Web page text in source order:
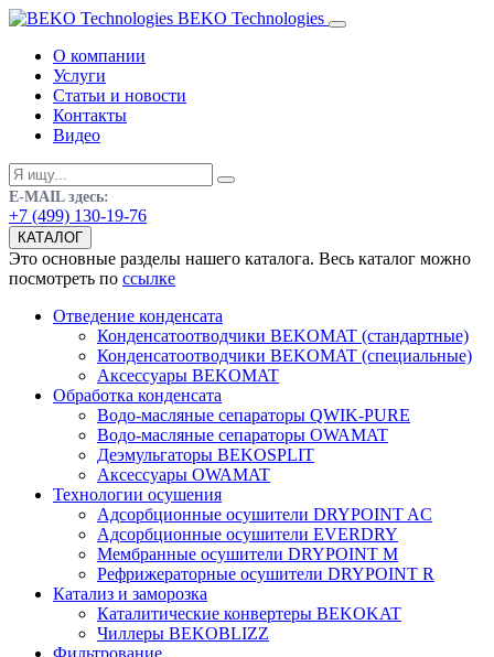
BEKO Technologies
О компании
Услуги
Статьи и новости
Контакты
Видео
E-MAIL здесь:
+7 (499) 130-19-76
КАТАЛОГ
Это основные разделы нашего каталога. Весь каталог можно
посмотреть по ссылке
Отведение конденсата
Конденсатоотводчики BEKOMAT (стандартные)
Конденсатоотводчики BEKOMAT (специальные)
Аксессуары BEKOMAT
Обработка конденсата
Водо-масляные сепараторы QWIK-PURE
Водо-масляные сепараторы OWAMAT
Деэмульгаторы BEKOSPLIT
Аксессуары OWAMAT
Технологии осушения
Адсорбционные осушители DRYPOINT AC
Адсорбционные осушители EVERDRY
Мембранные осушители DRYPOINT M
Рефрижераторные осушители DRYPOINT R
Катализ и заморозка
Каталитические конвертеры BEKOKAT
Чиллеры BEKOBLIZZ
Фильтрование